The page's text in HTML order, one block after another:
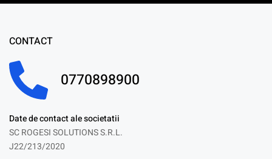
CONTACT
0770898900
Date de contact ale societatii
SC ROGESI SOLUTIONS S.R.L.
J22/213/2020